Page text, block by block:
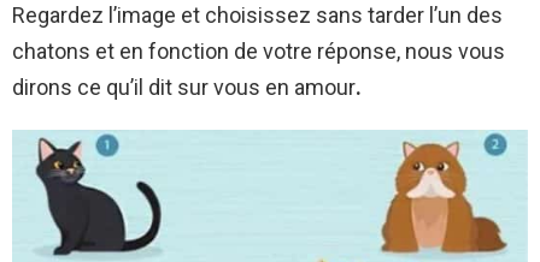
Regardez l’image et choisissez sans tarder l’un des
chatons et en fonction de votre réponse, nous vous
dirons ce qu’il dit sur vous en amour.